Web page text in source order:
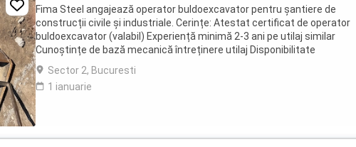
Fima Steel angajează operator buldoexcavator pentru șantiere de
construcții civile și industriale. Cerințe: Atestat certificat de operator
buldoexcavator (valabil) Experiență minimă 2-3 ani pe utilaj similar
Cunoștințe de bază mecanică întreținere utilaj Disponibilitate
deplasare pe șantiere Oferim: ...
Sector 2, Bucuresti
1 ianuarie